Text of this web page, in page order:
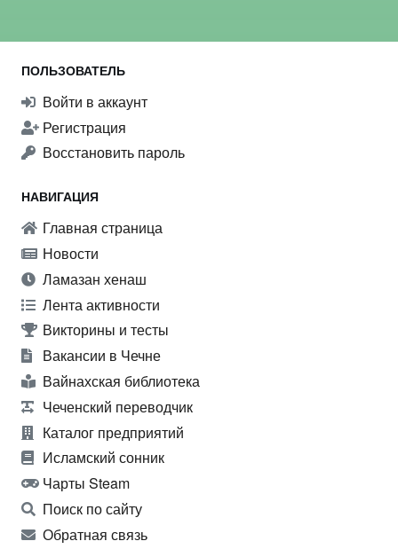
ПОЛЬЗОВАТЕЛЬ
Войти в аккаунт
Регистрация
Восстановить пароль
НАВИГАЦИЯ
Главная страница
Новости
Ламазан хенаш
Лента активности
Викторины и тесты
Вакансии в Чечне
Вайнахская библиотека
Чеченский переводчик
Каталог предприятий
Исламский сонник
Чарты Steam
Поиск по сайту
Обратная связь